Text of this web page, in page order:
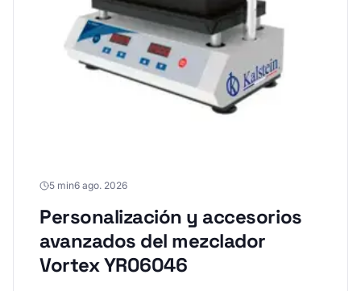
5 min6 ago. 2026
Personalización y accesorios
avanzados del mezclador
Vortex YR06046